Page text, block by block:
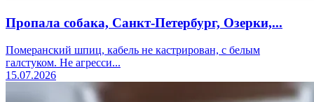
Пропала собака, Санкт-Петербург, Озерки,...
Померанский шпиц, кабель не кастрирован, с белым
галстуком. Не агресси...
15.07.2026